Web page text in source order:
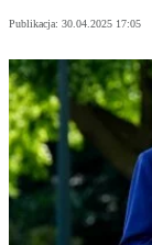
Publikacja: 30.04.2025 17:05